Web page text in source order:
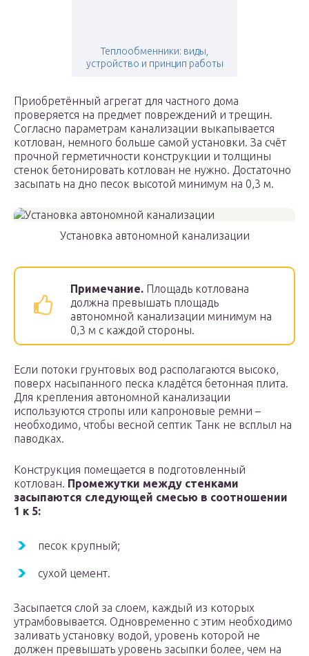
Теплообменники: виды,
устройство и принцип работы
Приобретённый агрегат для частного дома
проверяется на предмет повреждений и трещин.
Согласно параметрам канализации выкапывается
котлован, немного больше самой установки. За счёт
прочной герметичности конструкции и толщины
стенок бетонировать котлован не нужно. Достаточно
засыпать на дно песок высотой минимум на 0,3 м.
Установка автономной канализации
Примечание. Площадь котлована
должна превышать площадь
автономной канализации минимум на
0,3 м с каждой стороны.
Если потоки грунтовых вод располагаются высоко,
поверх насыпанного песка кладётся бетонная плита.
Для крепления автономной канализации
используются стропы или капроновые ремни –
необходимо, чтобы весной септик Танк не всплыл на
паводках.
Конструкция помещается в подготовленный
котлован. Промежутки между стенками
засыпаются следующей смесью в соотношении
1 к 5:
песок крупный;
сухой цемент.
Засыпается слой за слоем, каждый из которых
утрамбовывается. Одновременно с этим необходимо
заливать установку водой, уровень которой не
должен превышать уровень засыпки более, чем на